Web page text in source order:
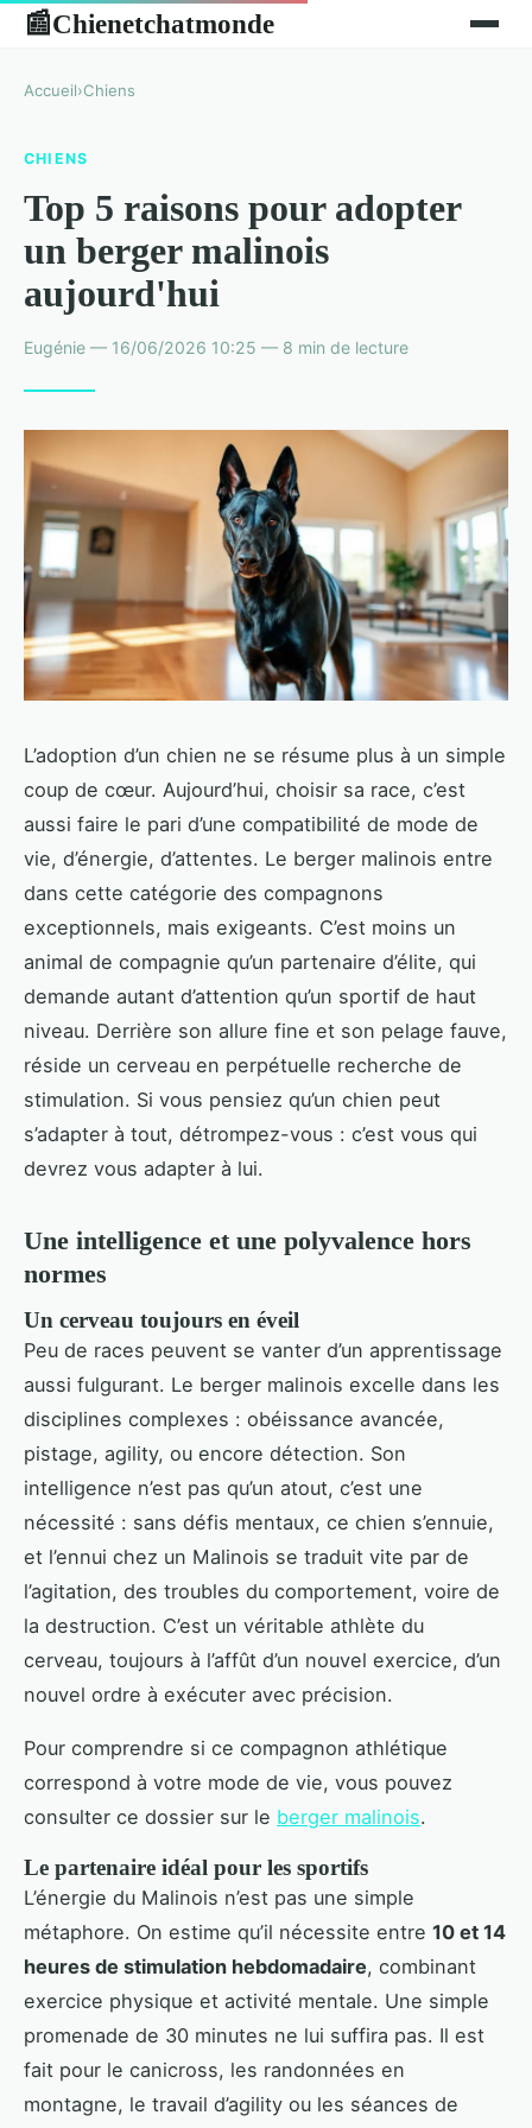
📰Chienetchatmonde
Accueil›Chiens
CHIENS
Top 5 raisons pour adopter
un berger malinois
aujourd'hui
Eugénie — 16/06/2026 10:25 — 8 min de lecture
L’adoption d’un chien ne se résume plus à un simple
coup de cœur. Aujourd’hui, choisir sa race, c’est
aussi faire le pari d’une compatibilité de mode de
vie, d’énergie, d’attentes. Le berger malinois entre
dans cette catégorie des compagnons
exceptionnels, mais exigeants. C’est moins un
animal de compagnie qu’un partenaire d’élite, qui
demande autant d’attention qu’un sportif de haut
niveau. Derrière son allure fine et son pelage fauve,
réside un cerveau en perpétuelle recherche de
stimulation. Si vous pensiez qu’un chien peut
s’adapter à tout, détrompez-vous : c’est vous qui
devrez vous adapter à lui.
Une intelligence et une polyvalence hors
normes
Un cerveau toujours en éveil
Peu de races peuvent se vanter d’un apprentissage
aussi fulgurant. Le berger malinois excelle dans les
disciplines complexes : obéissance avancée,
pistage, agility, ou encore détection. Son
intelligence n’est pas qu’un atout, c’est une
nécessité : sans défis mentaux, ce chien s’ennuie,
et l’ennui chez un Malinois se traduit vite par de
l’agitation, des troubles du comportement, voire de
la destruction. C’est un véritable athlète du
cerveau, toujours à l’affût d’un nouvel exercice, d’un
nouvel ordre à exécuter avec précision.
Pour comprendre si ce compagnon athlétique
correspond à votre mode de vie, vous pouvez
consulter ce dossier sur le berger malinois.
Le partenaire idéal pour les sportifs
L’énergie du Malinois n’est pas une simple
métaphore. On estime qu’il nécessite entre 10 et 14
heures de stimulation hebdomadaire, combinant
exercice physique et activité mentale. Une simple
promenade de 30 minutes ne lui suffira pas. Il est
fait pour le canicross, les randonnées en
montagne, le travail d’agility ou les séances de